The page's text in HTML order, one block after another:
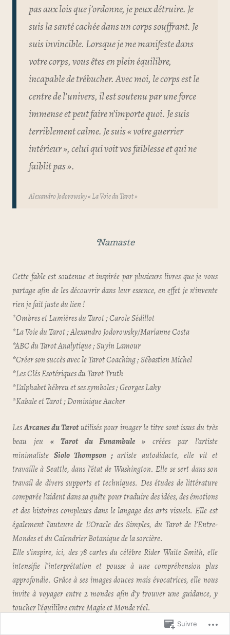
pas aux lois que j’ordonne, je peux détruire. Je
suis la santé cachée dans un corps souffrant. Je
suis invincible. Lorsque je me manifeste dans
votre corps, vous êtes en plein équilibre,
incapable de trébucher. Avec moi, le corps est le
centre de l’univers, il est soutenu par une force
immense et peut faire n’importe quoi. Je suis
terriblement calme. Je suis « votre guerrier
intérieur », celui qui voit vos faiblesse et qui ne
faiblit pas ».
Alexandro Jodorowsky « La Voie du Tarot »
Namaste
Cette fable est soutenue et inspirée par plusieurs livres que je vous
partage afin de les découvrir dans leur essence, en effet je n’invente
rien je fait juste du lien !
*Ombres et Lumières du Tarot ; Carole Sédillot
*La Voie du Tarot ; Alexandro Jodorowsky/Marianne Costa
*ABC du Tarot Analytique ; Suyin Lamour
*Créer son succès avec le Tarot Coaching ; Sébastien Michel
*Les Clés Esotériques du Tarot Truth
*L’alphabet hébreu et ses symboles ; Georges Lahy
*Kabale et Tarot ; Dominique Aucher
LesArcanes du Tarotutilisés pour imager le titre sont issus du très
beau jeu « Tarot du Funambule » créées par l’artiste
minimaliste Siolo Thompson ; artiste autodidacte, elle vit et
travaille à Seattle, dans l’état de Washington. Elle se sert dans son
travail de divers supports et techniques. Des études de littérature
comparée l’aident dans sa quête pour traduire des idées, des émotions
et des histoires complexes dans le langage des arts visuels. Elle est
également l’auteure de L’Oracle des Simples, du Tarot de l’Entre-
Mondes et du Calendrier Botanique de la sorcière.
Elle s’inspire, ici, des 78 cartes du célèbre Rider Waite Smith, elle
intensifie l’interprétation et pousse à une compréhension plus
approfondie. Grâce à ses images douces mais évocatrices, elle nous
invite à voyager entre 2 mondes afin d’y trouver une guidance, y
toucher l’équilibre entre Magie et Monde réel.
Suivre